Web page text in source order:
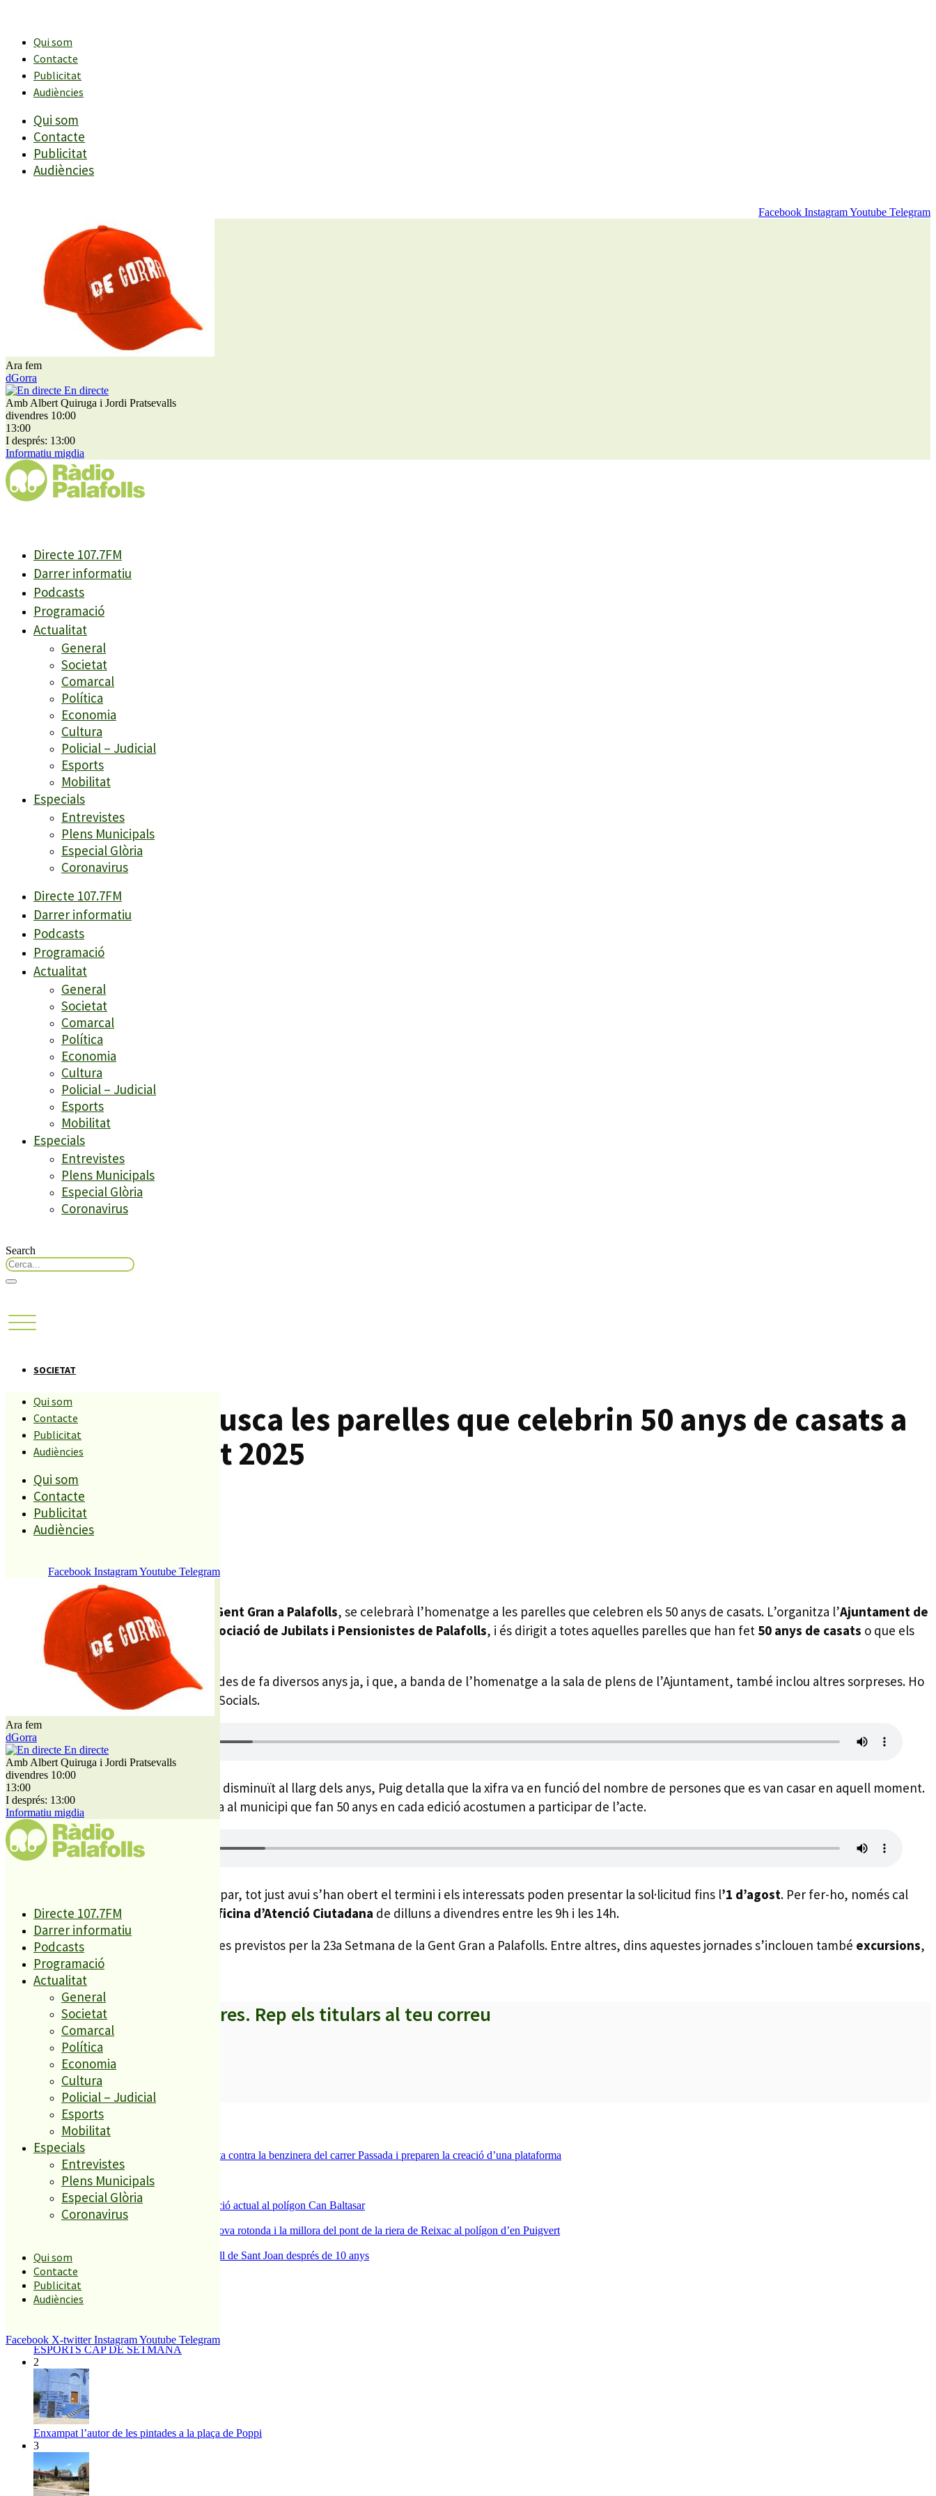
contingutQui som
Contacte
Publicitat
Audiències
Qui som
Contacte
Publicitat
Audiències
Facebook InstagramYoutube Telegram
Ara fem
dGorra
En directe
Amb Albert Quiruga i Jordi Pratsevalls
divendres 10:00
13:00
I després: 13:00
Informatiu migdia
Directe 107.7FM
Darrer informatiu
Podcasts
Programació
Actualitat
General
Societat
Comarcal
Política
Economia
Cultura
Policial – Judicial
Esports
Mobilitat
Especials
Entrevistes
Plens Municipals
Especial Glòria
Coronavirus
Directe 107.7FM
Darrer informatiu
Podcasts
Programació
Actualitat
General
Societat
Comarcal
Política
Economia
Cultura
Policial – Judicial
Esports
Mobilitat
Especials
Entrevistes
Plens Municipals
Especial Glòria
Coronavirus
Search
Qui som
Contacte
Publicitat
Audiències
Qui som
Contacte
Publicitat
Audiències
Facebook InstagramYoutube Telegram
Ara fem
dGorra
En directe
Amb Albert Quiruga i Jordi Pratsevalls
divendres 10:00
13:00
I després: 13:00
Informatiu migdia
Directe 107.7FM
Darrer informatiu
Podcasts
Programació
Actualitat
General
Societat
Comarcal
Política
Economia
Cultura
Policial – Judicial
Esports
Mobilitat
Especials
Entrevistes
Plens Municipals
Especial Glòria
Coronavirus
Qui som
Contacte
Publicitat
Audiències
Facebook X-twitter InstagramYoutube Telegram
SOCIETAT
L’Ajuntament busca les parelles que celebrin 50 anys de casats a
Palafolls aquest 2025
Compartiu aquesta història
24 JULIOL, 2025
Emmarcat dins la23a Setmana de la Gent Gran a Palafolls, se celebrarà l’homenatge a les parelles que celebren els 50 anys de casats. L’organitza l’Ajuntament de
Palafolls
amb la col·laboració de l’ Associació de Jubilats i Pensionistes de Palafolls, i és dirigit a totes aquelles parelles que han fet 50 anys de casats o que els
faran al llarg del 2025.
Aquest és un acte que es duu a terme des de fa diversos anys ja, i que, a banda de l’homenatge a la sala de plens de l’Ajuntament, també inclou altres sorpreses. Ho
Judit Puig, tècnica de Serveis Socials.
Tot i que el nombre de participants ha disminuït al llarg dels anys, Puig detalla que la xifra va en funció del nombre de persones que es van casar en aquell moment.
Segons diu, totes les parelles que hi ha al municipi que fan 50 anys en cada edició acostumen a participar de l’acte.
Pel que fa a les inscripcions per participar, tot just avui s’han obert el termini i els interessats poden presentar la sol·licitud fins l’1 d’agost. Per fer-ho, només cal
que presentin el llibre de família a l’
Oficina d’Atenció Ciutadana de dilluns a divendres entre les 9h i les 14h.
Aquesta activitat s’inclou dins dels actes previstos per la 23a Setmana de la Gent Gran a Palafolls. Entre altres, dins aquestes jornades s’inclouen també excursions,
tallersoespectacles
A partir d’ara no et perdis res. Rep els titulars al teu correu
SUBSCRIURE’M
És tendència ara
1
Els veïns de Palafolls refermen la seva lluita contra la benzinera del carrer Passada i preparen la creació d’una plataforma
ESPORTS CAP DE SETMANA
La Nau d’Entitats mantindrà la seva ubicació actual al polígon Can Baltasar
S’aprova definitivament el projecte de la nova rotonda i la millora del pont de la riera de Reixac al polígon d’en Puigvert
Blanes recupera la Cronoescalada al Castell de Sant Joan després de 10 anys
El més llegit
ESPORTS CAP DE SETMANA
2
Enxampat l’autor de les pintades a la plaça de Poppi
3